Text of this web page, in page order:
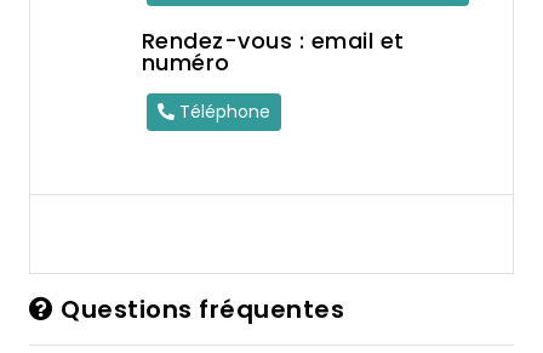
Rendez-vous : email et
numéro
Téléphone
Questions fréquentes